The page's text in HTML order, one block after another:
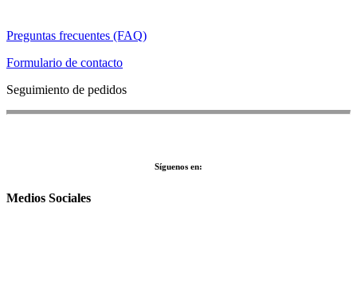
Preguntas frecuentes (FAQ)
Formulario de contacto
Seguimiento de pedidos
Síguenos en:
Medios Sociales